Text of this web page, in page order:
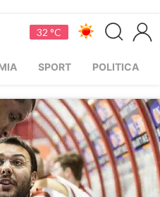
32 °C
SPORT POLITICA